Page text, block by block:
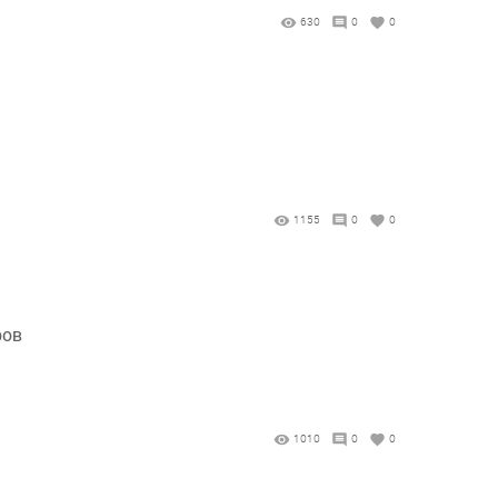
630 0 0
1155 0 0
1010 0 0